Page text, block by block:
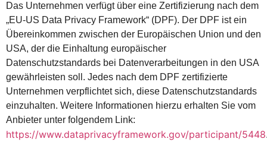
Das Unternehmen verfügt über eine Zertifizierung nach dem
„EU-US Data Privacy Framework“ (DPF). Der DPF ist ein
Übereinkommen zwischen der Europäischen Union und den
USA, der die Einhaltung europäischer
Datenschutzstandards bei Datenverarbeitungen in den USA
gewährleisten soll. Jedes nach dem DPF zertifizierte
Unternehmen verpflichtet sich, diese Datenschutzstandards
einzuhalten. Weitere Informationen hierzu erhalten Sie vom
Anbieter unter folgendem Link:
https://www.dataprivacyframework.gov/participant/5448